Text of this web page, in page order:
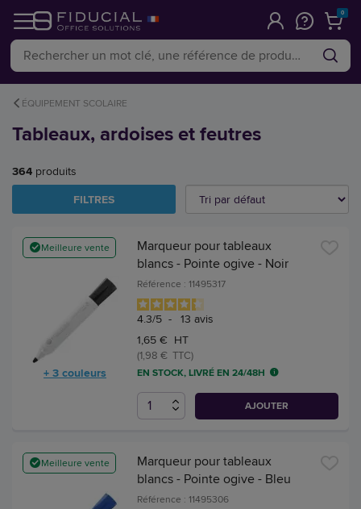
0
ÉQUIPEMENT SCOLAIRE
Tableaux, ardoises et feutres
364 produits
FILTRES
Meilleure vente
+ 3 couleurs
Marqueur pour tableaux
blancs - Pointe ogive - Noir
Référence : 11495317
4.3/5 - 13 avis
1,65 € HT
(1,98 € TTC)
EN STOCK, LIVRÉ EN 24/48H
AJOUTER
Meilleure vente
Marqueur pour tableaux
blancs - Pointe ogive - Bleu
Référence : 11495306